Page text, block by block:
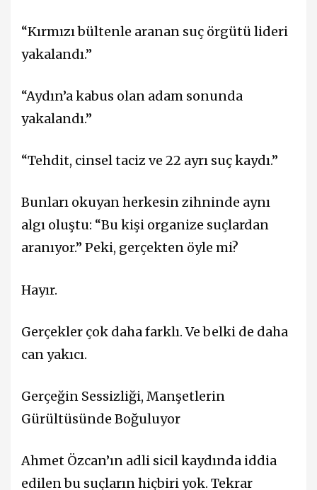
“Kırmızı bültenle aranan suç örgütü lideri
yakalandı.”
“Aydın’a kabus olan adam sonunda
yakalandı.”
“Tehdit, cinsel taciz ve 22 ayrı suç kaydı.”
Bunları okuyan herkesin zihninde aynı
algı oluştu: “Bu kişi organize suçlardan
aranıyor.” Peki, gerçekten öyle mi?
Hayır.
Gerçekler çok daha farklı. Ve belki de daha
can yakıcı.
Gerçeğin Sessizliği, Manşetlerin
Gürültüsünde Boğuluyor
Ahmet Özcan’ın adli sicil kaydında iddia
edilen bu suçların hiçbiri yok. Tekrar